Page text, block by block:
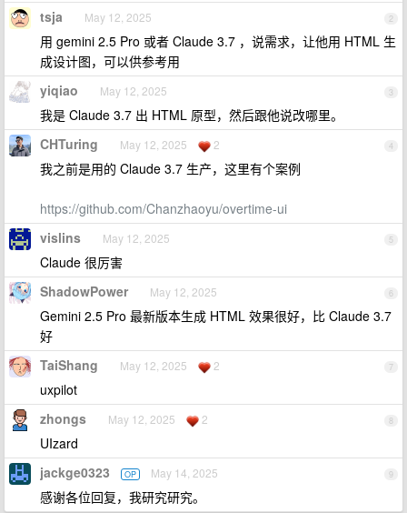
2
tsja May 12, 2025
用 gemini 2.5 Pro 或者 Claude 3.7 ，说需求，让他用 HTML 生
成设计图，可以供参考用
3
yiqiao May 12, 2025
我是 Claude 3.7 出 HTML 原型，然后跟他说改哪里。
4
CHTuring May 12, 2025 2
我之前是用的 Claude 3.7 生产，这里有个案例
https://github.com/Chanzhaoyu/overtime-ui
5
vislins May 12, 2025
Claude 很厉害
6
ShadowPower May 12, 2025
Gemini 2.5 Pro 最新版本生成 HTML 效果很好，比 Claude 3.7
好
7
TaiShang May 12, 2025 2
uxpilot
8
zhongs May 12, 2025 2
UIzard
9
jackge0323 OP May 14, 2025
感谢各位回复，我研究研究。